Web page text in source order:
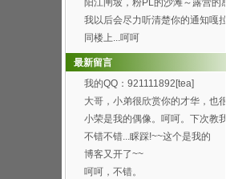
阳江闸坡，粉PL的沙滩～露营的感
觉真的8错哦～呵呵...
我以后会尽力听清楚你的通知嘎拉
[wink]
同楼上...呵呵
最新留言
我的QQ：921111892[tea]
大哥，小弟很欣赏你的才华，也很
喜欢你博客的这首背景...
小荣是我的偶像。呵呵。下次教我
弄这样的空间。呵呵
不错不错...睬踩!~~这个是我的
http://h...
博客又开了~~
呵呵，不错。